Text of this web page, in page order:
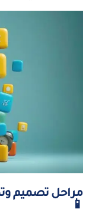
مراحل تصميم
📱